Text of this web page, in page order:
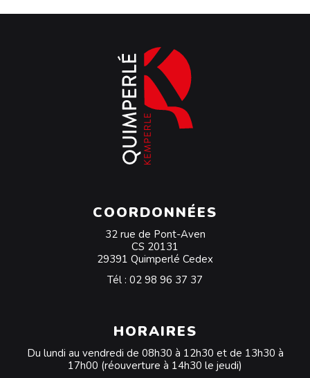
COORDONNÉES
32 rue de Pont-Aven
CS 20131
29391 Quimperlé Cedex
Tél : 02 98 96 37 37
HORAIRES
Du lundi au vendredi de 08h30 à 12h30 et de 13h30 à
17h00 (réouverture à 14h30 le jeudi)